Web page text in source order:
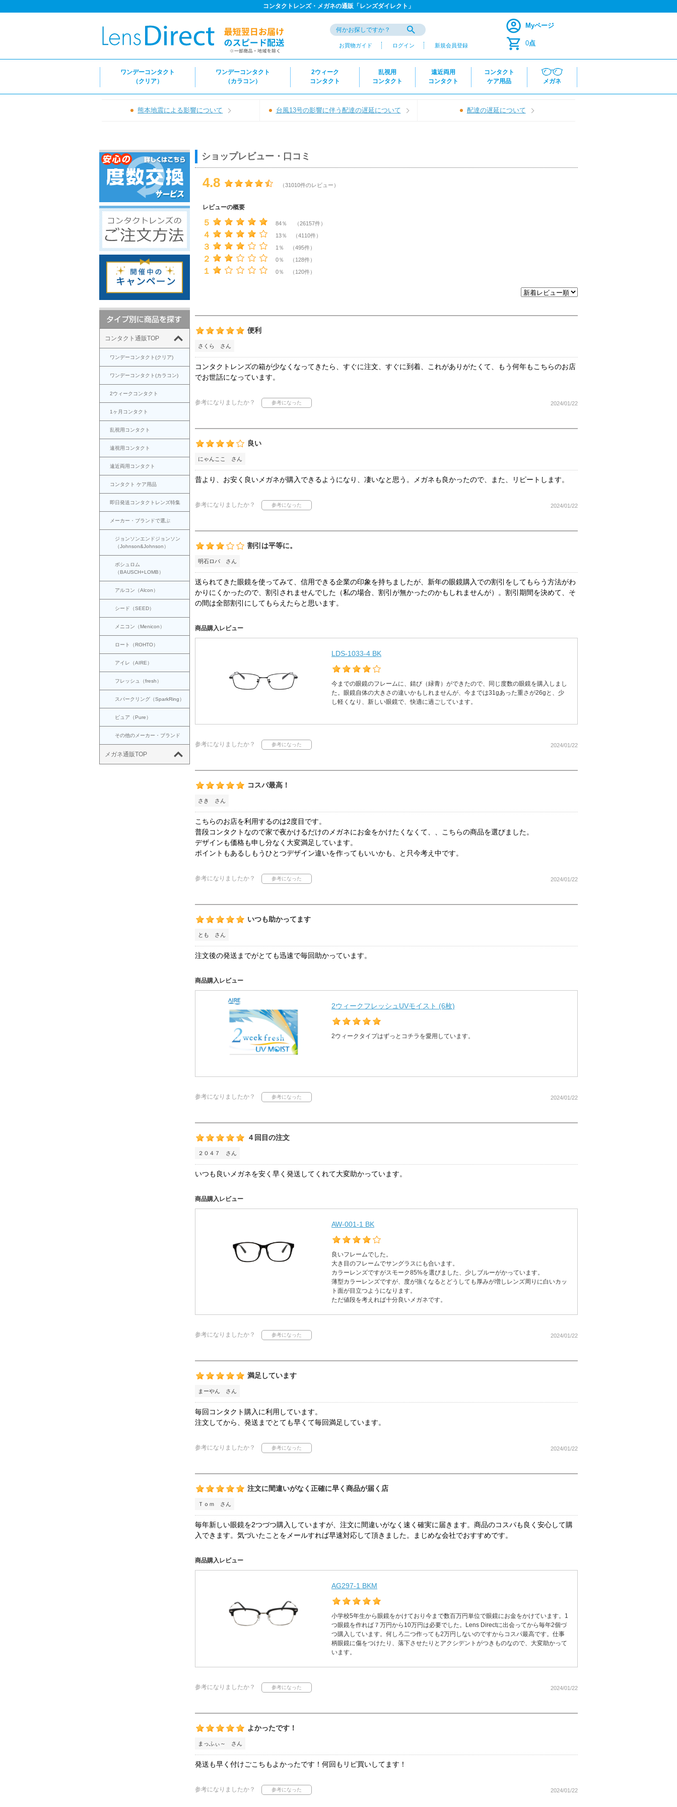
コンタクトレンズ・メガネの通販「レンズダイレクト」
お買物ガイド ログイン 新規会員登録
Myページ
0点
ワンデーコンタクト
（クリア）
ワンデーコンタクト
（カラコン）
2ウィーク
コンタクト
乱視用
コンタクト
遠近両用
コンタクト
コンタクト
ケア用品
メガネ
熊本地震による影響について 台風13号の影響に伴う配達の遅延について 配達の遅延について
コンタクト通販TOP
ワンデーコンタクト(クリア)
ワンデーコンタクト(カラコン)
2ウィークコンタクト
1ヶ月コンタクト
乱視用コンタクト
遠視用コンタクト
遠近両用コンタクト
コンタクト ケア用品
即日発送コンタクトレンズ特集
メーカー・ブランドで選ぶ
ジョンソンエンドジョンソン
（Johnson&Johnson）
ボシュロム
（BAUSCH+LOMB）
アルコン（Alcon）
シード（SEED）
メニコン（Menicon）
ロート（ROHTO）
アイレ（AIRE）
フレッシュ（fresh）
スパークリング（SparkRing）
ピュア（Pure）
その他のメーカー・ブランド
メガネ通販TOP
ショップレビュー・口コミ
4.8 （31010件のレビュー）
レビューの概要
５ 84％ （26157件）
４ 13％ （4110件）
３ 1％ （495件）
２ 0％ （128件）
１ 0％ （120件）
便利
さくら さん
コンタクトレンズの箱が少なくなってきたら、すぐに注文、すぐに到着、これがありがたくて、もう何年もこちらのお店
でお世話になっています。
参考になりましたか？ 2024/01/22
良い
にゃんここ さん
昔より、お安く良いメガネが購入できるようになり、凄いなと思う。メガネも良かったので、また、リピートします。
参考になりましたか？ 2024/01/22
割引は平等に。
明石ロバ さん
送られてきた眼鏡を使ってみて、信用できる企業の印象を持ちましたが、新年の眼鏡購入での割引をしてもらう方法がわ
かりにくかったので、割引されませんでした（私の場合、割引が無かったのかもしれませんが）。割引期間を決めて、そ
の間は全部割引にしてもらえたらと思います。
商品購入レビュー
LDS-1033-4 BK
今までの眼鏡のフレームに、錆び（緑青）ができたので、同じ度数の眼鏡を購入しまし
た。眼鏡自体の大きさの違いかもしれませんが、今までは31gあった重さが26gと、少
し軽くなり、新しい眼鏡で、快適に過ごしています。
参考になりましたか？ 2024/01/22
コスパ最高！
さき さん
こちらのお店を利用するのは2度目です。
普段コンタクトなので家で夜かけるだけのメガネにお金をかけたくなくて、、こちらの商品を選びました。
デザインも価格も申し分なく大変満足しています。
ポイントもあるしもうひとつデザイン違いを作ってもいいかも、と只今考え中です。
参考になりましたか？ 2024/01/22
いつも助かってます
とも さん
注文後の発送までがとても迅速で毎回助かっています。
商品購入レビュー
2ウィークフレッシュUVモイスト (6枚)
2ウィークタイプはずっとコチラを愛用しています。
参考になりましたか？ 2024/01/22
４回目の注文
２０４７ さん
いつも良いメガネを安く早く発送してくれて大変助かっています。
商品購入レビュー
AW-001-1 BK
良いフレームでした。
大き目のフレームでサングラスにも合います。
カラーレンズですがスモーク85%を選びました、少しブルーがかっています。
薄型カラーレンズですが、度が強くなるとどうしても厚みが増しレンズ周りに白いカッ
ト面が目立つようになります。
ただ値段を考えれば十分良いメガネです。
参考になりましたか？ 2024/01/22
満足しています
まーやん さん
毎回コンタクト購入に利用しています。
注文してから、発送までとても早くて毎回満足しています。
参考になりましたか？ 2024/01/22
注文に間違いがなく正確に早く商品が届く店
Ｔｏｍ さん
毎年新しい眼鏡を2つづつ購入していますが、注文に間違いがなく速く確実に届きます。商品のコスパも良く安心して購
入できます。気づいたことをメールすれば早速対応して頂きました。まじめな会社でおすすめです。
商品購入レビュー
AG297-1 BKM
小学校5年生から眼鏡をかけており今まで数百万円単位で眼鏡にお金をかけています。1
つ眼鏡を作れば７万円から10万円は必要でした。Lens Directに出会ってから毎年2個づ
つ購入しています。何しろ二つ作っても2万円しないのですからコスパ最高です。仕事
柄眼鏡に傷をつけたり、落下させたりとアクシデントがつきものなので、大変助かって
います。
参考になりましたか？ 2024/01/22
よかったです！
まっふぃ～ さん
発送も早く付けごこちもよかったです！何回もリピ買いしてます！
参考になりましたか？ 2024/01/22